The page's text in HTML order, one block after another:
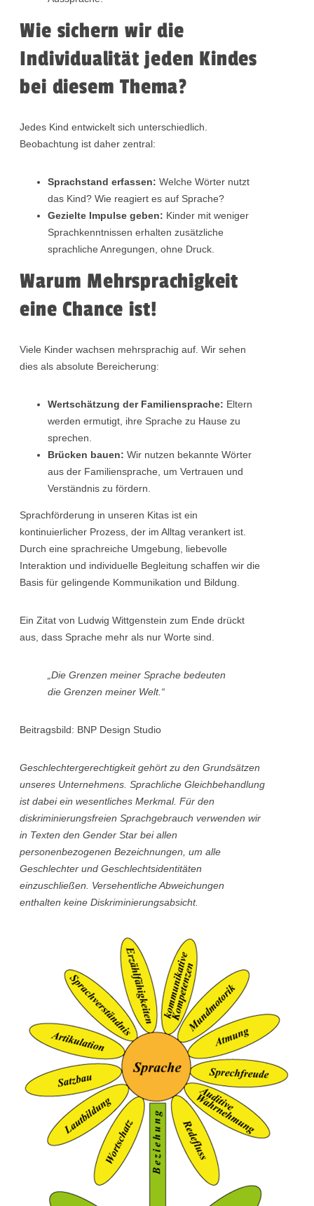
Wie sichern wir die
Individualität jeden Kindes
bei diesem Thema?
Jedes Kind entwickelt sich unterschiedlich.
Beobachtung ist daher zentral:
Sprachstand erfassen: Welche Wörter nutzt
das Kind? Wie reagiert es auf Sprache?
Gezielte Impulse geben: Kinder mit weniger
Sprachkenntnissen erhalten zusätzliche
sprachliche Anregungen, ohne Druck.
Warum Mehrsprachigkeit
eine Chance ist!
Viele Kinder wachsen mehrsprachig auf. Wir sehen
dies als absolute Bereicherung:
Wertschätzung der Familiensprache: Eltern
werden ermutigt, ihre Sprache zu Hause zu
sprechen.
Brücken bauen: Wir nutzen bekannte Wörter
aus der Familiensprache, um Vertrauen und
Verständnis zu fördern.
Sprachförderung in unseren Kitas ist ein
kontinuierlicher Prozess, der im Alltag verankert ist.
Durch eine sprachreiche Umgebung, liebevolle
Interaktion und individuelle Begleitung schaffen wir die
Basis für gelingende Kommunikation und Bildung.
Ein Zitat von Ludwig Wittgenstein zum Ende drückt
aus, dass Sprache mehr als nur Worte sind.
„Die Grenzen meiner Sprache bedeuten
die Grenzen meiner Welt.“
Beitragsbild: BNP Design Studio
Geschlechtergerechtigkeit gehört zu den Grundsätzen
unseres Unternehmens. Sprachliche Gleichbehandlung
ist dabei ein wesentliches Merkmal. Für den
diskriminierungsfreien Sprachgebrauch verwenden wir
in Texten den Gender Star bei allen
personenbezogenen Bezeichnungen, um alle
Geschlechter und Geschlechtsidentitäten
einzuschließen. Versehentliche Abweichungen
enthalten keine Diskriminierungsabsicht.